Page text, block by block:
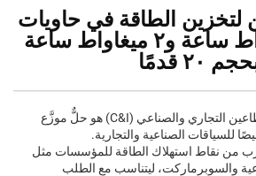
لتخزين الطاقة في حاويات
بسعة ١ ميغاواط ساعة و٢ ميغاواط ساعة
٢٠ قدمًا
تخزين الطاقة الموزَّع للقطاعين التجاري والصناعي (C&I) هو حلٌّ موزَّع
للسياقات الصناعية والتجارية.
من نقاط استهلاك الطاقة للمؤسسات مثل
والسوبرماركت، ليتناسب مع الطلب